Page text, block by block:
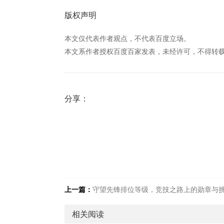
版权声明
本文仅代表作者观点，不代表百度立场。
本文系作者授权百度百家发表，未经许可，不得转
分享：
上一篇： 守望先锋排位等级，竞技之路上的勋章与
相关阅读